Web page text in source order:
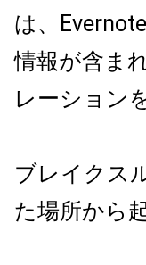
は、
情報が含ま
レーション
ブレイクス
た場所から